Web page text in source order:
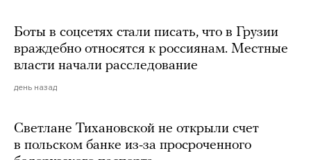
Боты в соцсетях стали писать, что в Грузии
враждебно относятся к россиянам. Местные
власти начали расследование
день назад
Светлане Тихановской не открыли счет
в польском банке из-за просроченного